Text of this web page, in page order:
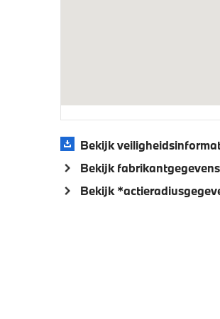
Veiligheid
Akoestische waarschuwing
Bekijk
Bekijk fabrikantgegevens
Bekijk